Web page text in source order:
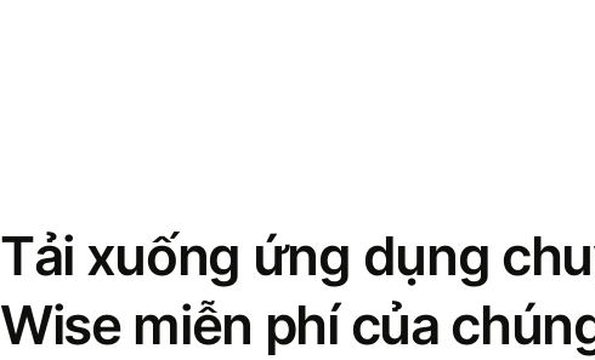
Tải xuống ứng dụng
Wise miễn phí của